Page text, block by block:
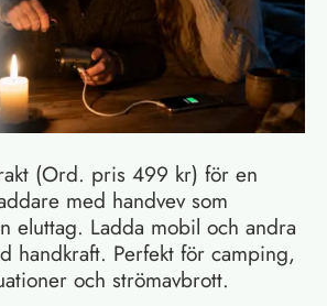
(Ord. pris 499 kr) för en
med handvev som
eluttag. Ladda mobil och andra
handkraft. Perfekt för camping,
och strömavbrott.